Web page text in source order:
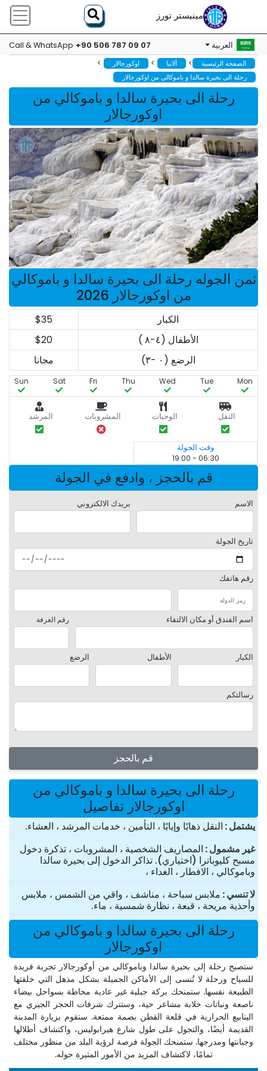
مينيستر تورز
العربية Call & WhatsApp +90 506 787 09 07
الصفحة الرئيسية > ألانيا > اوكورجالار >
رحلة الى بحيرة سالدا و باموكالي من اوكورجالار
رحلة الى بحيرة سالدا و باموكالي من
اوكورجالار
ثمن الجوله رحلة الى بحيرة سالدا و باموكالي
من اوكورجالار 2026
الكبار
$35
الأطفال (٤-٨ )
$20
الرضع (٠ -٣)
مجانا
Mon
Tue
Wed
Thu
Fri
Sat
Sun
النقل الوجبات المشروبات المرشد
وقت الجولة
06:30 - 19:00
قم بالحجز ، وادفع في الجولة
الاسم بريدك الالكتروني
تاريخ الجولة
رقم هاتفك
اسم الفندق أو مكان الالتقاء رقم الغرفة
الكبار الأطفال الرضع
رسالتكم
قم بالحجز
رحلة الى بحيرة سالدا و باموكالي من
اوكورجالار تفاصيل
یشتمل النقل ذهابًا وإيابًا ، التأمين ، خدمات المرشد ، العشاء.
غير مشمول المصاريف الشخصية ، المشروبات ، تذكرة دخول
مسبح كليوباترا (اختياري). تذاكر الدخول إلى بحيرة سالدا
وباموكالي ، الافطار ، الغداء ،
لا تنسي ملابس سباحة ، مناشف ، واقي من الشمس ، ملابس
وأحذية مريحة ، قبعة ، نظارة شمسية ، ماء.
رحلة الى بحيرة سالدا و باموكالي من
اوكورجالار
ستصبح رحلة إلى بحيرة سالدا وباموكالي من أوكورجالار تجربة فريدة
للسياح ورحلة لا تُنسى إلى الأماكن الجميلة بشكل مذهل التي خلقتها
الطبيعة نفسها. ستمنحك بركة جبلية غير عادية محاطة بسواحل بيضاء
ناصعة ونباتات خلابة مشاعر حية، وستترك شرفات الحجر الجيري مع
الينابيع الحرارية في قلعة القطن بصمة ممتعة. ستقوم بزيارة المدينة
القديمة أيضًا، والتجول على طول شارع هيرابوليس، واكتشاف أطلالها
وجبانتها ومدرجها. ستمنحك الجولة فرصة لرؤية البلد من منظور مختلف
تمامًا، لاكتشاف المزيد من الأمور المثيرة حوله.